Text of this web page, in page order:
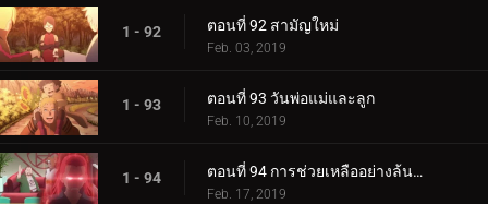
1 - 92 ตอนที่ 92 สามัญใหม่
Feb. 03, 2019
1 - 93 ตอนที่ 93 วันพ่อแม่และลูก
Feb. 10, 2019
1 - 94 ตอนที่ 94 การช่วยเหลืออย่างล้นหลาม! แข่งกิน!
Feb. 17, 2019